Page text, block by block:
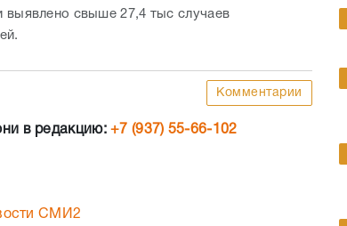
выявлено свыше 27,4 тыс случаев
Комментарии
в редакцию:+7 (937) 55-66-102
СМИ2